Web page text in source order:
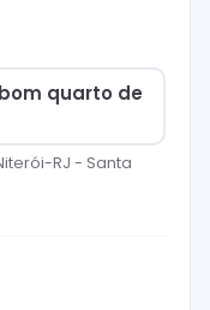
quarto de
RJ - Santa